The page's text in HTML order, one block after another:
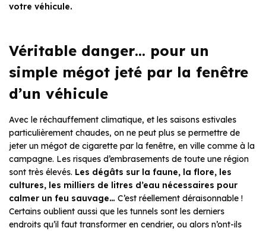
votre véhicule.
Véritable danger… pour un
simple mégot jeté par la fenêtre
d’un véhicule
Avec le réchauffement climatique, et les saisons estivales
particulièrement chaudes, on ne peut plus se permettre de
jeter un mégot de cigarette par la fenêtre, en ville comme à la
campagne. Les risques d’embrasements de toute une région
sont très élevés. Les dégâts sur la faune, la flore, les
cultures, les milliers de litres d’eau nécessaires pour
calmer un feu sauvage… C’est réellement déraisonnable !
Certains oublient aussi que les tunnels sont les derniers
endroits qu’il faut transformer en cendrier, ou alors n’ont-ils